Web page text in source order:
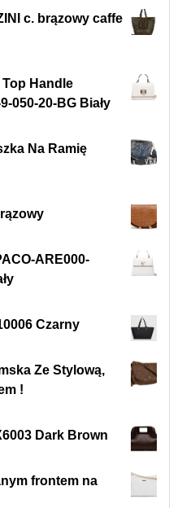
c. brązowy caffe
Top Handle
050-20-BG Biały
Na Ramię
ARE000-
Czarny
Ze Stylową,
!
Dark Brown
frontem na